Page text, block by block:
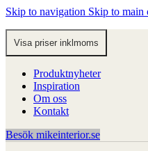
Skip to navigation Skip to main
Produktnyheter
Inspiration
Om oss
Kontakt
Besök mikeinterior.se